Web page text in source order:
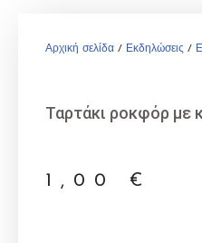
Αρχική σελίδα / Εκδηλώσεις /
Ταρτάκι ροκφόρ με
1,00 €